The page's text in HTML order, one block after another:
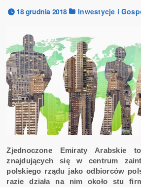
18 grudnia 2018 Inwestycje i
Zjednoczone Emiraty Arabskie
znajdujących się w centrum
polskiego rządu jako odbiorców
razie działa na nim około stu